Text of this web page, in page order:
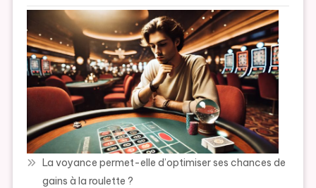
La voyance permet-elle d’optimiser ses chances de
gains à la roulette ?